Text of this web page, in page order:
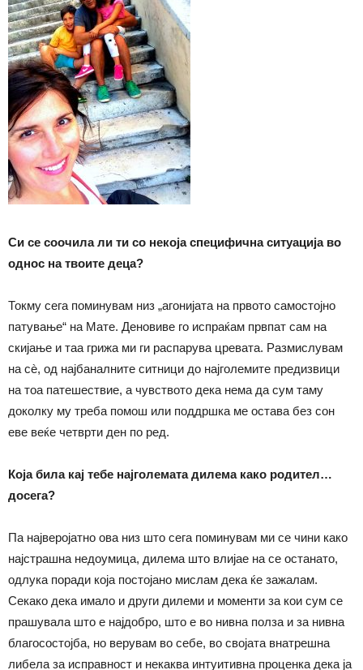
Си се соочила ли ти со некоја специфична ситуација во
однос на твоите деца?
Токму сега поминувам низ „агонијата на првото самостојно
патување“ на Мате. Деновиве го испраќам првпат сам на
скијање и таа грижа ми ги распарува цревата. Размислувам
на сè, од најбаналните ситници до најголемите предизвици
на тоа патешествие, а чувството дека нема да сум таму
доколку му треба помош или поддршка ме остава без сон
еве веќе четврти ден по ред.
Која била кај тебе најголемата дилема како родител…
досега?
Па најверојатно ова низ што сега поминувам ми се чини како
најстрашна недоумица, дилема што влијае на се останато,
одлука поради која постојано мислам дека ќе зажалам.
Секако дека имало и други дилеми и моменти за кои сум се
прашувала што е најдобро, што е во нивна полза и за нивна
благосостојба, но верувам во себе, во својата внатрешна
либела за исправност и некаква интуитивна проценка дека ја